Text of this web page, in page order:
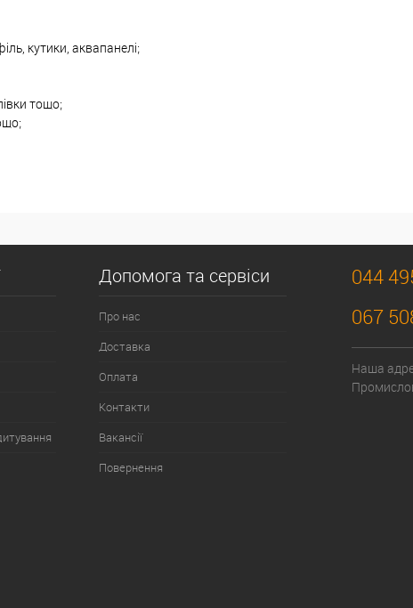
кутики, аквапанелі;
тощо;
Допомога та сервіси
Про нас
Доставка
Оплата
Контакти
Вакансії
Повернення
044
067
Наша